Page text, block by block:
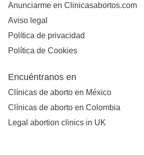
Anunciarme en Clinicasabortos.com
Aviso legal
Política de privacidad
Política de Cookies
Encuéntranos en
Clínicas de aborto en México
Clínicas de aborto en Colombia
Legal abortion clinics in UK